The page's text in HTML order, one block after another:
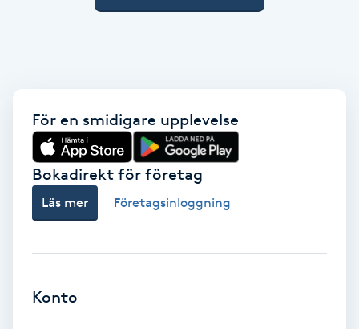
Gravidmassage
Gua Sha-massage
Hatha Yoga
Headspa
Healing
För en smidigare upplevelse
Bokadirekt för företag
Läs mer Företagsinloggning
Konto